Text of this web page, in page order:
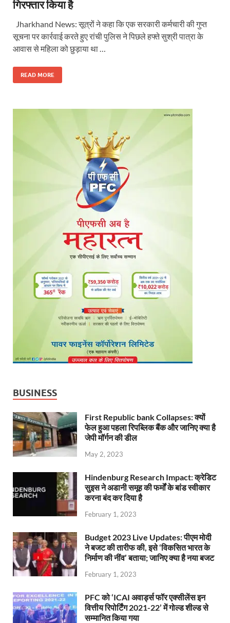
गिरफ्तार किया है
Jharkhand News: सूत्रों ने कहा कि एक सरकारी कर्मचारी की गुप्त
सूचना पर कार्रवाई करते हुए रांची पुलिस ने पिछले हफ्ते सुश्री पात्रा के
आवास से महिला को छुड़ाया था …
READ MORE
BUSINESS
First Republic bank Collapses: क्यों
फेल हुआ पहला रिपब्लिक बैंक और जानिए क्या है
जेपी मॉर्गन की डील
May 2, 2023
Hindenburg Research Impact: क्रेडिट
सुइस ने अडानी समूह की फर्मों के बांड स्वीकार
करना बंद कर दिया है
February 1, 2023
Budget 2023 Live Updates: पीएम मोदी
ने बजट की तारीफ की, इसे ‘विकसित भारत के
निर्माण की नींव’ बताया; जानिए क्या है नया बजट
February 1, 2023
PFC को ‘ICAI अवार्ड्स फॉर एक्सीलेंस इन
वित्तीय रिपोर्टिंग 2021-22’ में गोल्ड शील्ड से
सम्मानित किया गया